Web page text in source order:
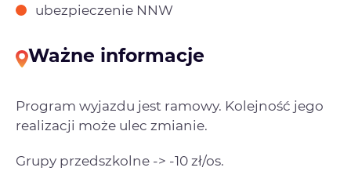
ubezpieczenie NNW
Ważne informacje
Program wyjazdu jest ramowy. Kolejność jego
realizacji może ulec zmianie.
Grupy przedszkolne -> -10 zł/os.